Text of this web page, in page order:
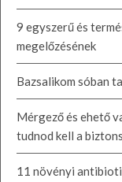
9 egyszerű és
megelőzésének
Bazsalikom sóban
Mérgező és ehető
tudnod kell a
11 növényi